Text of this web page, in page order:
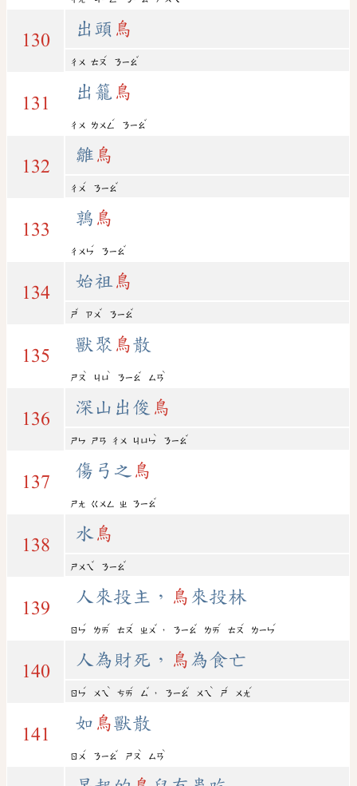
130
出頭 鳥
ㄔㄨ ㄊㄡ
ˊ
ㄋㄧㄠ
ˇ
131
出籠 鳥
ㄔㄨ ㄌㄨㄥ
ˊ
ㄋㄧㄠ
ˇ
132
雛 鳥
ㄔㄨ
ˊ
ㄋㄧㄠ
ˇ
133
鶉 鳥
ㄔㄨㄣ
ˊ
ㄋㄧㄠ
ˇ
134
始祖鳥
ㄕ
ˇ
ㄗㄨ
ˇ
ㄋㄧㄠ
ˇ
135
獸聚 鳥散
ㄕㄡ
ˋ
ㄐㄩ
ˋ
ㄋㄧㄠ
ˇ
ㄙㄢ
ˋ
136
深山出俊 鳥
ㄕㄣ ㄕㄢ ㄔㄨ ㄐㄩㄣ
ˋ
ㄋㄧㄠ
ˇ
137
傷弓之 鳥
ㄕㄤ ㄍㄨㄥ ㄓ ㄋㄧㄠ
ˇ
138
水鳥
ㄕㄨㄟ
ˇ
ㄋㄧㄠ
ˇ
139
人來投主， 鳥 來投林
ㄖㄣ
ˊ
ㄌㄞ
ˊ
ㄊㄡ
ˊ
ㄓㄨ
ˇ
， ㄋㄧㄠ
ˇ
ㄌㄞ
ˊ
ㄊㄡ
ˊ
ㄌㄧㄣ
ˊ
140
人為財死， 鳥 為食亡
ㄖㄣ
ˊ
ㄨㄟ
ˋ
ㄘㄞ
ˊ
ㄙ
ˇ
， ㄋㄧㄠ
ˇ
ㄨㄟ
ˋ
ㄕ
ˊ
ㄨㄤ
ˊ
141
如 鳥獸散
ㄖㄨ
ˊ
ㄋㄧㄠ
ˇ
ㄕㄡ
ˋ
ㄙㄢ
ˋ